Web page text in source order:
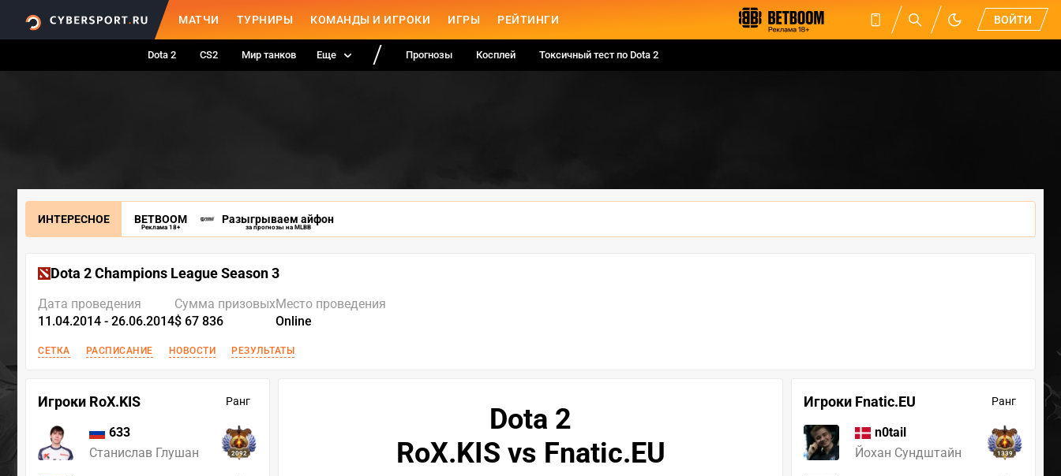
МАТЧИ ТУРНИРЫ КОМАНДЫ И ИГРОКИ ИГРЫ РЕЙТИНГИ ВОЙТИ
Dota 2 CS2 Мир танков Еще Прогнозы Косплей Токсичный тест по Dota 2
ИНТЕРЕСНОЕ BETBOOM
Реклама 18+
Разыгрываем айфон
за прогнозы на MLBB
Dota 2 Champions League Season 3
Дата проведения
11.04.2014 - 26.06.2014
Сумма призовых
$ 67 836
Место проведения
Online
СЕТКА РАСПИСАНИЕ НОВОСТИ РЕЗУЛЬТАТЫ
Игроки RoX.KIS Ранг
633
Станислав Глушан
2092
Игроки Fnatic.EU Ранг
n0tail
Йохан Сундштайн
1339
Dota 2
RoX.KIS vs Fnatic.EU